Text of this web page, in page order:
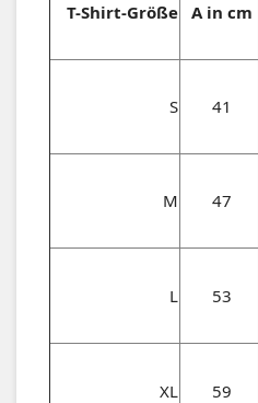
T-Shirt-Größe A in cm
S 41
M 47
L 53
XL 59